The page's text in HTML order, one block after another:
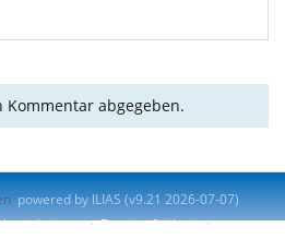
abgegeben.
powered by ILIAS (v9.21 2026-07-07)
kontaktieren
Barrierefreiheit